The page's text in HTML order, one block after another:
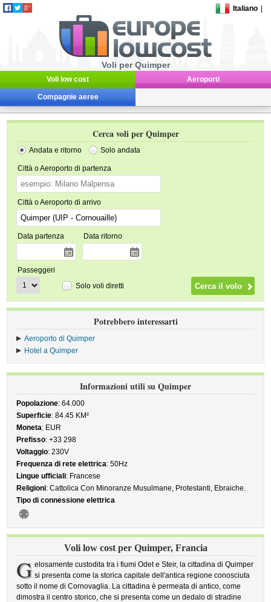
Italiano
Voli per Quimper
Voli low cost Aeroporti
Compagnie aeree
Cerca voli per Quimper
Andata e ritorno Solo andata
Città o Aeroporto di partenza
Città o Aeroporto di arrivo
Data partenza Data ritorno
Passeggeri
Solo voli diretti
Potrebbero interessarti
Aeroporto di Quimper
Hotel a Quimper
Informazioni utili su Quimper
Popolazione: 64.000
Superficie: 84.45 KM²
Moneta: EUR
Prefisso: +33 298
Voltaggio: 230V
Frequenza di rete elettrica: 50Hz
Lingue ufficiali: Francese
Religioni: Cattolica Con Minoranze Musulmane, Protestanti, Ebraiche.
Tipo di connessione elettrica
Voli low cost per Quimper, Francia
G elosamente custodita tra i fiumi Odet e Steir, la cittadina di Quimper
si presenta come la storica capitale dell'antica regione conosciuta
sotto il nome di Cornovaglia. La cittadina è permeata di antico, come
dimostra il centro storico, che si presenta come un dedalo di stradine